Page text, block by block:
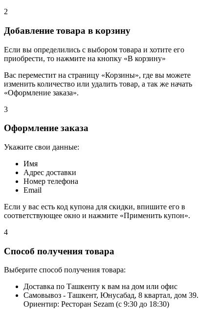
2
Добавление товара в корзину
Если вы определились с выбором товара и хотите его
приобрести, то нажмите на кнопку «В корзину»
Вас переместит на страницу «Корзины», где вы можете
изменить количество или удалить товар, а так же начать
«Оформление заказа».
3
Оформление заказа
Укажите свои данные:
Имя
Адрес доставки
Номер телефона
Email
Если у вас есть код купона для скидки, впишите его в
соответствующее окно и нажмите «Применить купон».
4
Способ получения товара
Выберите способ получения товара:
Доставка по Ташкенту к вам на дом или офис
Самовывоз - Ташкент, Юнусабад, 8 квартал, дом 39.
Ориентир: Ресторан Sezam (с 9:30 до 18:30)